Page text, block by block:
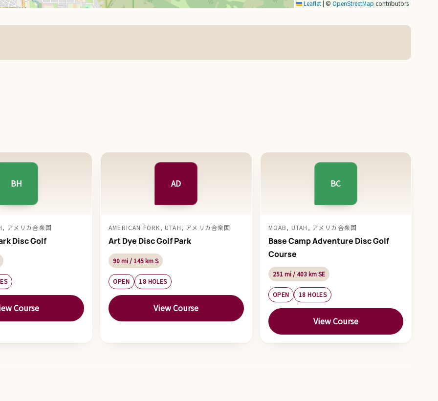
Leaflet © OpenStreetMap contributors
BH
アメリカ合衆国
Disc Golf
Course
AD
AMERICAN FORK, UTAH, アメリカ合衆国
Art Dye Disc Golf Park
90 mi / 145 km S
OPEN 18 HOLES
View Course
BC
MOAB, UTAH, アメリカ合衆国
Base Camp Adventure Disc Golf
Course
251 mi / 403 km SE
OPEN 18 HOLES
View Course